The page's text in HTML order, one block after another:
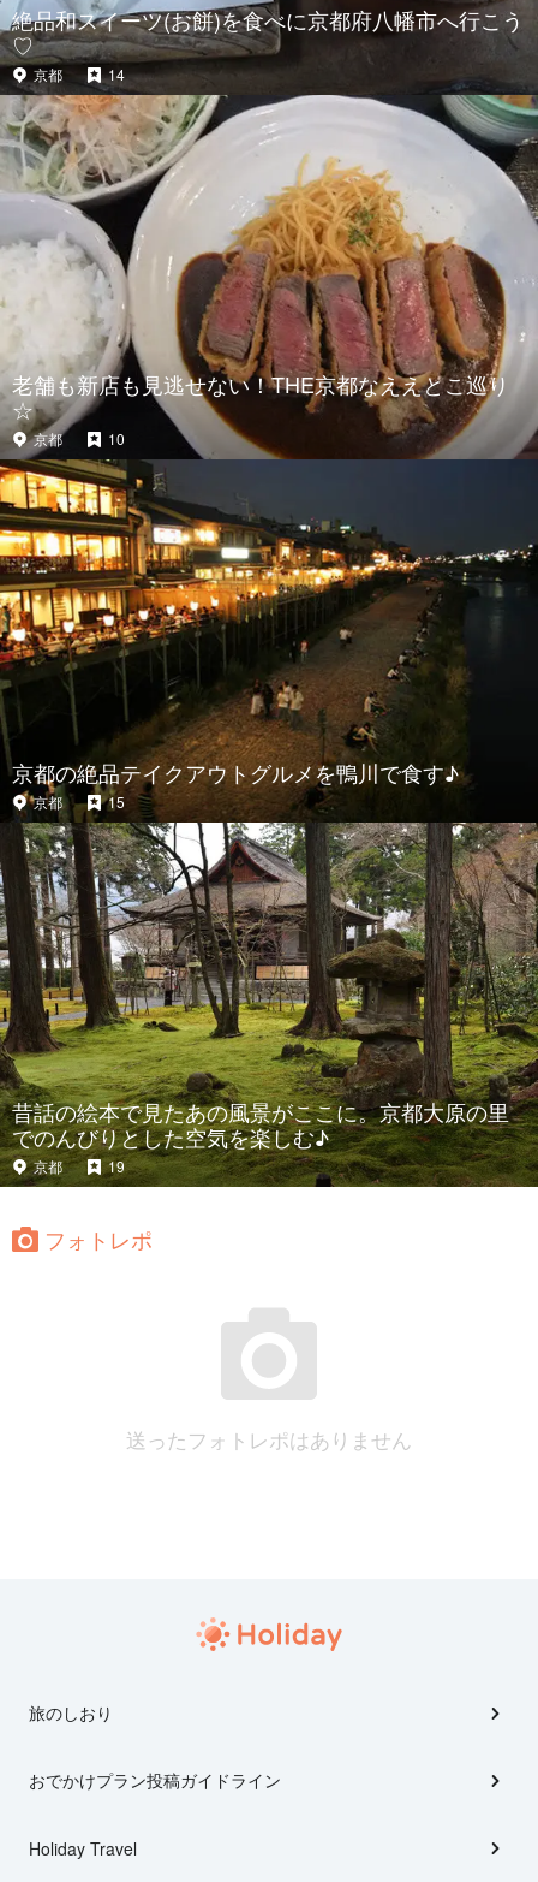
絶品和スイーツ(お餅)を食べに京都府八幡市へ行こう
♡
京都 14
老舗も新店も見逃せない！THE京都なええとこ巡り
☆
京都 10
京都の絶品テイクアウトグルメを鴨川で食す♪
京都 15
昔話の絵本で見たあの風景がここに。京都大原の里
でのんびりとした空気を楽しむ♪
京都 19
フォトレポ
送ったフォトレポはありません
旅のしおり
おでかけプラン投稿ガイドライン
Holiday Travel